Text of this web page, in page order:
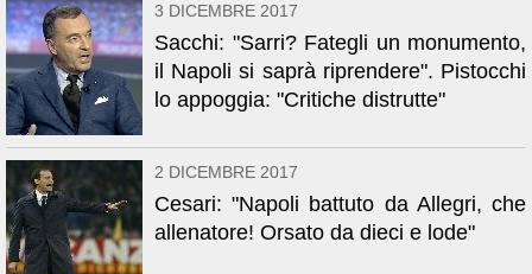
3 DICEMBRE 2017
Sacchi: "Sarri? Fategli un monumento,
il Napoli si saprà riprendere". Pistocchi
lo appoggia: "Critiche distrutte"
2 DICEMBRE 2017
Cesari: "Napoli battuto da Allegri, che
allenatore! Orsato da dieci e lode"